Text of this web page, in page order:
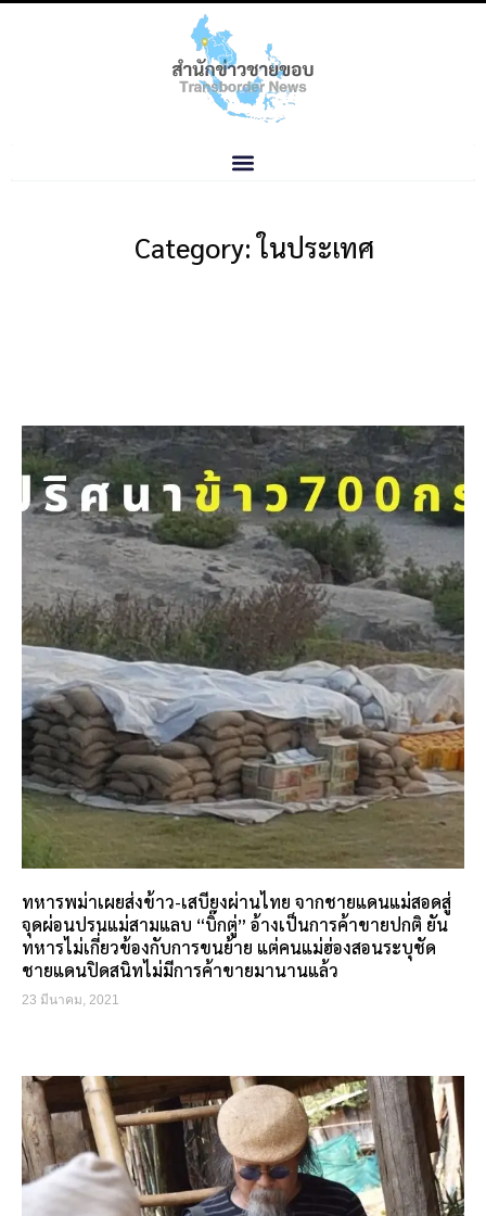
Category: ในประเทศ
ทหารพม่าเผยส่งข้าว-เสบียงผ่านไทย จากชายแดนแม่สอดสู่
จุดผ่อนปรนแม่สามแลบ “บิ๊กตู่” อ้างเป็นการค้าขายปกติ ยัน
ทหารไม่เกี่ยวข้องกับการขนย้าย แต่คนแม่ฮ่องสอนระบุชัด
ชายแดนปิดสนิทไม่มีการค้าขายมานานแล้ว
23 มีนาคม, 2021